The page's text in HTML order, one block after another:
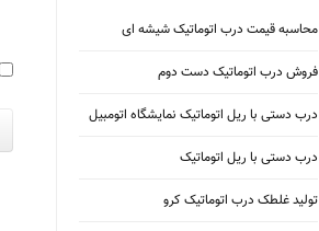
محاسبه قیمت درب اتوماتیک شیشه ‌ای
فروش درب اتوماتیک دست دوم
درب دستی با ریل اتوماتیک نمایشگاه اتومبیل
درب دستی با ریل اتوماتیک
تولید غلطک درب اتوماتیک کرو